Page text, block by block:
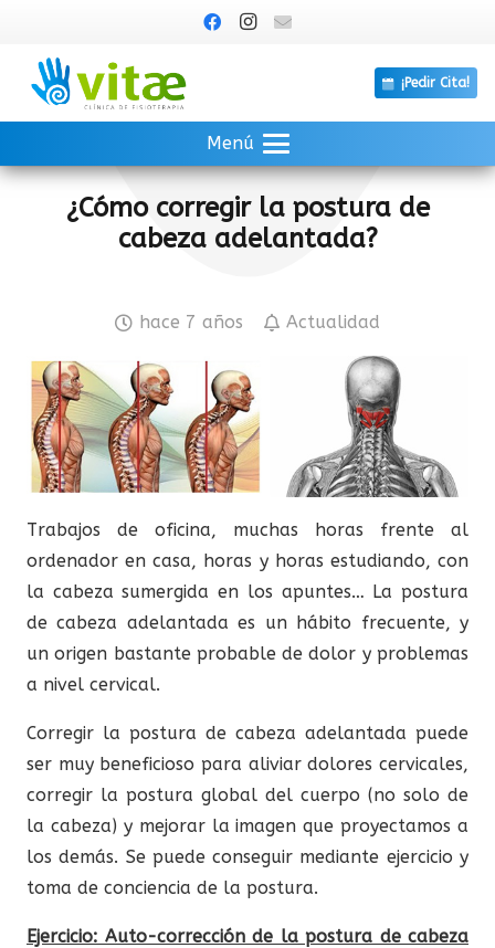
¡Pedir Cita!
Menú
¿Cómo corregir la postura de
cabeza adelantada?
hace 7 años Actualidad
Trabajos de oficina, muchas horas frente al
ordenador en casa, horas y horas estudiando, con
la cabeza sumergida en los apuntes… La postura
de cabeza adelantada es un hábito frecuente, y
un origen bastante probable de dolor y problemas
a nivel cervical.
Corregir la postura de cabeza adelantada puede
ser muy beneficioso para aliviar dolores cervicales,
corregir la postura global del cuerpo (no solo de
la cabeza) y mejorar la imagen que proyectamos a
los demás. Se puede conseguir mediante ejercicio y
toma de conciencia de la postura.
Ejercicio: Auto-corrección de la postura de cabeza